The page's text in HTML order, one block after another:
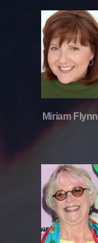
Miriam Flynn